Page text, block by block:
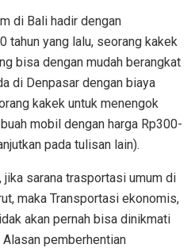
di Bali hadir dengan
tahun yang lalu, seorang kakek
bisa dengan mudah berangkat
di Denpasar dengan biaya
kakek untuk menengok
mobil dengan harga Rp300-
pada tulisan lain).
jika sarana trasportasi umum di
maka Transportasi ekonomis,
akan pernah bisa dinikmati
pemberhentian